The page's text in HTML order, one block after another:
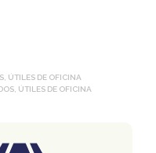
ÚTILES DE OFICINA
ÚTILES DE OFICINA